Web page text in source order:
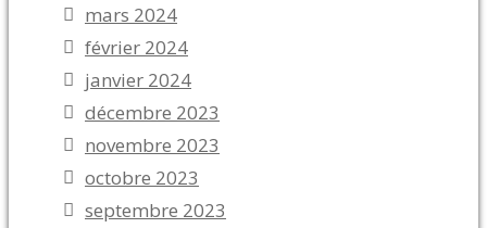
mars 2024
février 2024
janvier 2024
décembre 2023
novembre 2023
octobre 2023
septembre 2023